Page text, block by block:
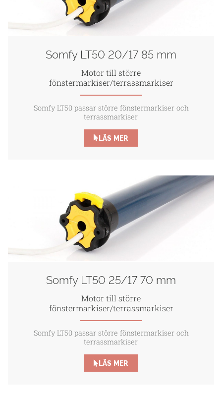
Somfy LT50 20/17 85 mm
Motor till större
fönstermarkiser/terrassmarkiser
Somfy LT50 passar större fönstermarkiser och
terrassmarkiser.
LÄS MER
Somfy LT50 25/17 70 mm
Motor till större
fönstermarkiser/terrassmarkiser
Somfy LT50 passar större fönstermarkiser och
terrassmarkiser.
LÄS MER